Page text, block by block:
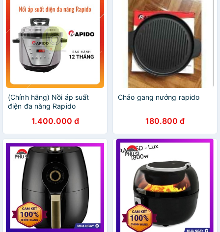
(Chính hãng) Nồi áp suất
điện đa năng Rapido
trọng an toàn khi hoạt động
và tiết kiệm năng lượng
1.400.000 đ
Chảo gang nướng rapido
180.800 đ